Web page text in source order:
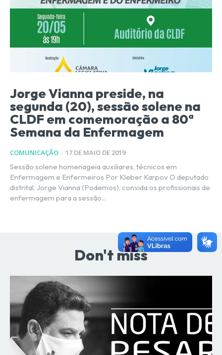
Jorge Vianna preside, na
segunda (20), sessão solene na
CLDF em comemoração a 80ª
Semana da Enfermagem
COMUNICAÇÃO - 17 DE MAIO DE 2019
Sessão solene homenageia auxiliares, técnicos em
Enfermagem e Enfermeiros Por Kleber Karpov O deputado
distrital, Jorge Vianna (Podemos), convida os profissionais de
enfermagem para a sessão...
Don't miss